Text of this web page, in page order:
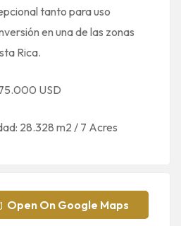
tanto para uso
en una de las zonas
Rica.
USD
28.328 m2 / 7 Acres
Open On Google Maps